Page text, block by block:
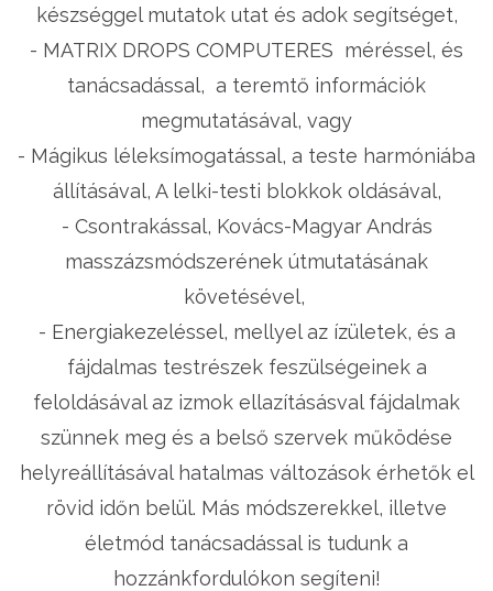
készséggel mutatok utat és adok segítséget,
- MATRIX DROPS COMPUTERES méréssel, és
tanácsadással, a teremtő információk
megmutatásával, vagy
- Mágikus léleksímogatással, a teste harmóniába
állításával, A lelki-testi blokkok oldásával,
- Csontrakással, Kovács-Magyar András
masszázsmódszerének útmutatásának
követésével,
- Energiakezeléssel, mellyel az ízületek, és a
fájdalmas testrészek feszülségeinek a
feloldásával az izmok ellazításásval fájdalmak
szünnek meg és a belső szervek működése
helyreállításával hatalmas változások érhetők el
rövid időn belül. Más módszerekkel, illetve
életmód tanácsadással is tudunk a
hozzánkfordulókon segíteni!